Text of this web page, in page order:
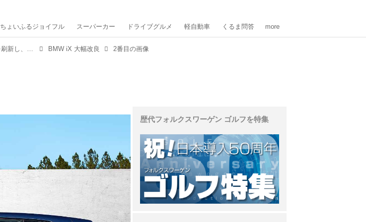
ちょいふるジョイフル スーパーカー ドライブグルメ 軽自動車 くるま問答 more
BMWが大幅改良された新型「iX」を発表。内外装を刷新し、パフォーマンスを向上 BMW iX 大幅改良 2番目の画像
歴代フォルクスワーゲン ゴルフを特集